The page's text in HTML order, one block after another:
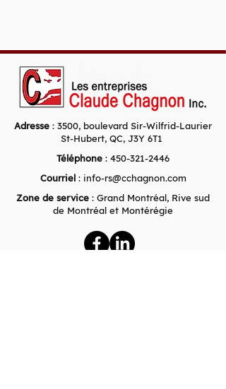
Adresse : 3500, boulevard Sir-Wilfrid-Laurier
St-Hubert, QC, J3Y 6T1
Téléphone : 450-321-2446
Courriel: info-rs@cchagnon.com
Zone de service : Grand Montréal, Rive sud
de Montréal et Montérégie